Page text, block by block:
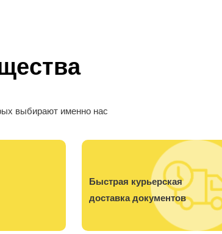
Быстрая курьерская
доставка документов
выбирают именно нас